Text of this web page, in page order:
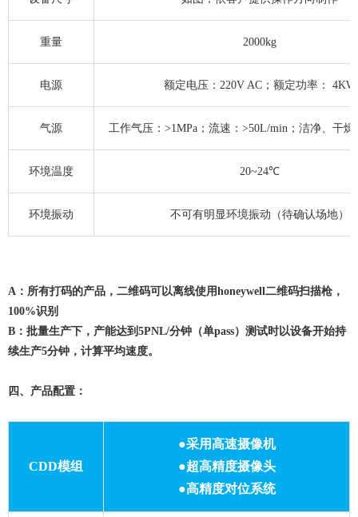
重量 2000kg
电源 额定电压：220V AC；额定功率： 4KW
气源 工作气压：>1MPa；流速：>50L/min；洁净、干
环境温度 20~24℃
环境振动 不可有明显环境振动（待确认场地）
A：所有打码的产品，二维码可以离线使用honeywell二维码扫描枪，
100%识别
B：批量生产下，产能达到5PNL/分钟（单pass）测试时以设备开始持
续生产5分钟，计算平均速度。
四、产品配置：
CDD模组
●采用高速摄像机
●超高精度摄像头
●高精度对位系统